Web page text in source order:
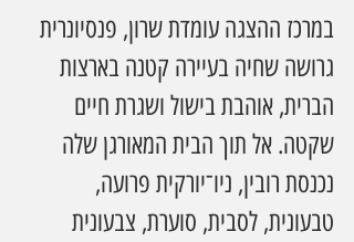
במרכז ההצגה עומדת שרון, פנסיונרית
גרושה שחיה בעיירה קטנה בארצות
הברית, אוהבת בישול ושגרת חיים
שקטה. אל תוך הבית המאורגן שלה
נכנסת רובין, ניו־יורקית פרועה,
טבעונית, לסבית, סוערת, צבעונית